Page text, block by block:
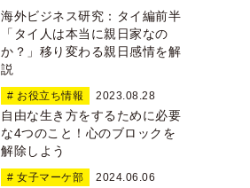
海外ビジネス研究：タイ編前半
「タイ人は本当に親日家なの
か？」移り変わる親日感情を解
説
# お役立ち情報 2023.08.28
自由な生き方をするために必要
な4つのこと！心のブロックを
解除しよう
# 女子マーケ部 2024.06.06